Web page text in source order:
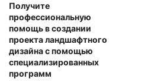
Получите
профессиональную
помощь в создании
проекта ландшафтного
дизайна с помощью
специализированных
программ